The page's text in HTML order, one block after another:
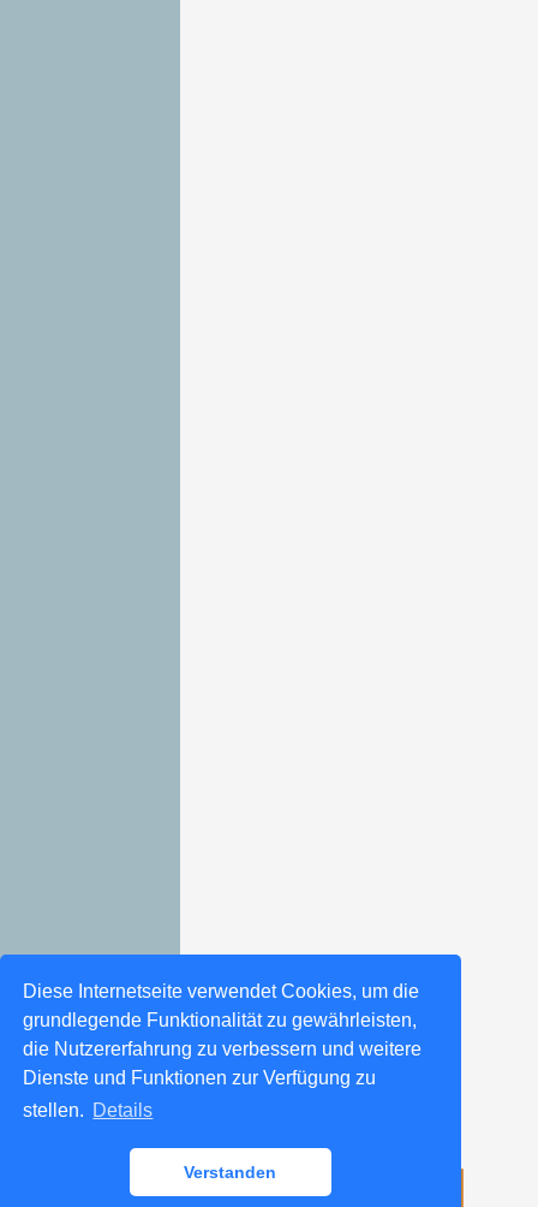
Diese Internetseite verwendet Cookies, um die
grundlegende Funktionalität zu gewährleisten,
die Nutzererfahrung zu verbessern und weitere
Dienste und Funktionen zur Verfügung zu
stellen. Details
Verstanden